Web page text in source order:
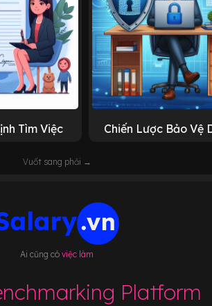
Tìm Việc Chiến Lược Bảo Vệ
Vuốt sang phải →
Ai cũng có việc làm
Platform